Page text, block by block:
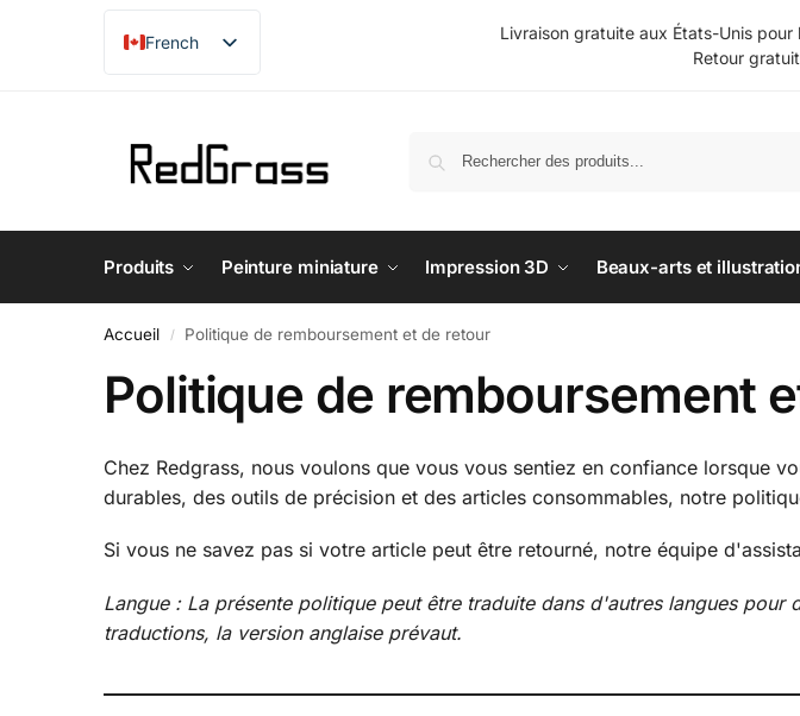
French
English
Livraison gratuite aux États-Unis
Retour
Produits Peinture miniature Impression 3D Beaux-arts et
Accueil / Politique de remboursement et de retour
Politique de remboursement
Chez Redgrass, nous voulons que vous vous sentiez en confiance lorsque
durables, des outils de précision et des articles consommables, notre
Si vous ne savez pas si votre article peut être retourné, notre équipe
Langue : La présente politique peut être traduite dans d'autres langues
traductions, la version anglaise prévaut.